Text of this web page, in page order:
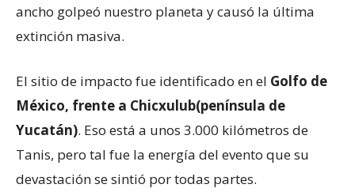
ancho golpeó nuestro planeta y causó la última
extinción masiva.
El sitio de impacto fue identificado en el Golfo de
México, frente a Chicxulub(península de
Yucatán). Eso está a unos 3.000 kilómetros de
Tanis, pero tal fue la energía del evento que su
devastación se sintió por todas partes.